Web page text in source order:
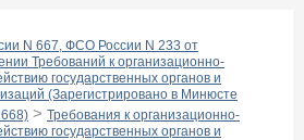
N 667, ФСО России N 233 от
Требований к организационно-
государственных органов и
(Зарегистрировано в Минюсте
> Требования к организационно-
государственных органов и